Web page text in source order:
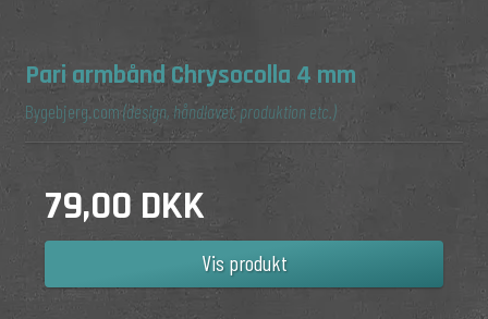
Pari armbånd Chrysocolla 4 mm
Bygebjerg.com(design, håndlavet, produktion etc.)
79,00 DKK
Vis produkt